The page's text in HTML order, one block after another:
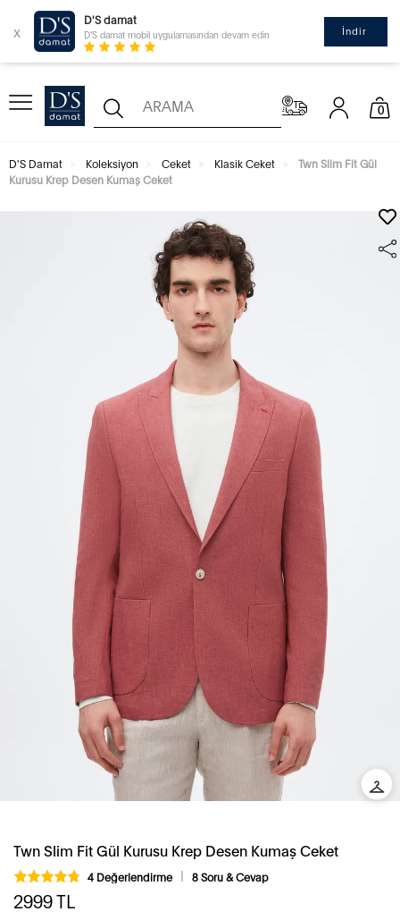
x
D'S damat
D'S damat mobil uygulamasından devam edin İndir
0
D'S Damat Koleksiyon Ceket Klasik Ceket
Twn Slim Fit Gül
Kurusu Krep Desen Kumaş Ceket
Twn Slim Fit Gül Kurusu Krep Desen Kumaş Ceket
4 Değerlendirme 8 Soru & Cevap
2999TL